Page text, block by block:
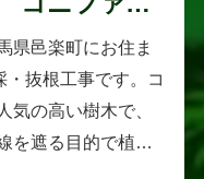
県邑楽町にお住ま
抜根工事です。コ
気の高い樹木で、
を遮る目的で植え